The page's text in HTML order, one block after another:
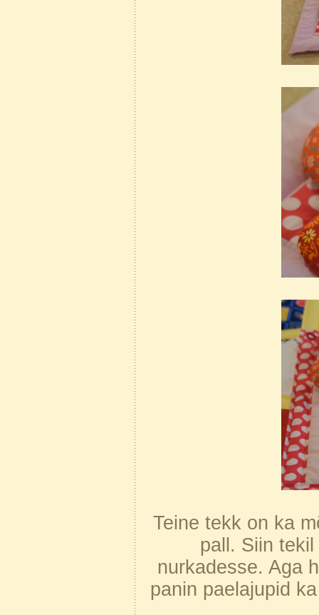
Teine tekk on ka
pall. Siin
nurkadesse. Aga
panin paelajupid